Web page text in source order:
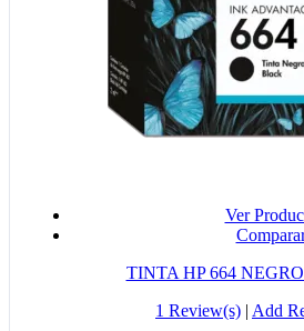
Ver
TINTA HP 664
1 Review(s) | Add